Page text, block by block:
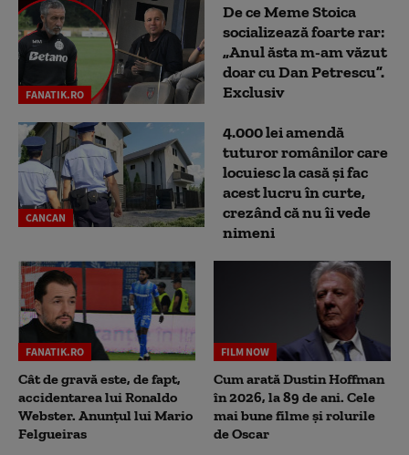
FANATIK.RO
De ce Meme Stoica
socializează foarte rar:
„Anul ăsta m-am văzut
doar cu Dan Petrescu”.
Exclusiv
CANCAN
4.000 lei amendă
tuturor românilor care
locuiesc la casă și fac
acest lucru în curte,
crezând că nu îi vede
nimeni
FANATIK.RO
Cât de gravă este, de fapt,
accidentarea lui Ronaldo
Webster. Anunțul lui Mario
Felgueiras
FILM NOW
Cum arată Dustin Hoffman
în 2026, la 89 de ani. Cele
mai bune filme și rolurile
de Oscar